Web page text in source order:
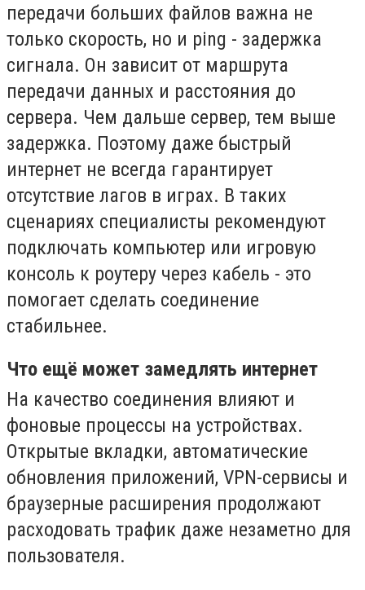
передачи больших файлов важна не
только скорость, но и ping - задержка
сигнала. Он зависит от маршрута
передачи данных и расстояния до
сервера. Чем дальше сервер, тем выше
задержка. Поэтому даже быстрый
интернет не всегда гарантирует
отсутствие лагов в играх. В таких
сценариях специалисты рекомендуют
подключать компьютер или игровую
консоль к роутеру через кабель - это
помогает сделать соединение
стабильнее.
Что ещё может замедлять интернет
На качество соединения влияют и
фоновые процессы на устройствах.
Открытые вкладки, автоматические
обновления приложений, VPN-сервисы и
браузерные расширения продолжают
расходовать трафик даже незаметно для
пользователя.